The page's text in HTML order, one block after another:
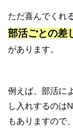
ただ喜んでくれ
部活ごとの差
があります。
例えば、部活に
し入れするのは
もありますので